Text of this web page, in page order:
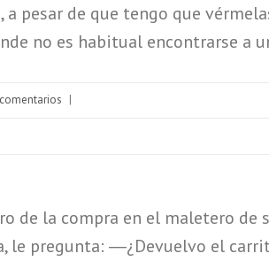
a pesar de que tengo que
no es habitual encontrarse
|
de la compra en el maletero de
le pregunta: ―¿Devuelvo el